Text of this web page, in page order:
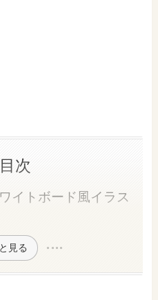
目次
イトボード風イラス
見る